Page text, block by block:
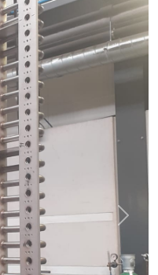
Next